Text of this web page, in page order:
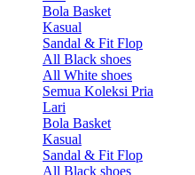
Bola Basket
Kasual
Sandal & Fit Flop
All Black shoes
All White shoes
Semua Koleksi Pria
Lari
Bola Basket
Kasual
Sandal & Fit Flop
All Black shoes